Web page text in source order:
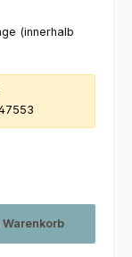
(innerhalb
Warenkorb